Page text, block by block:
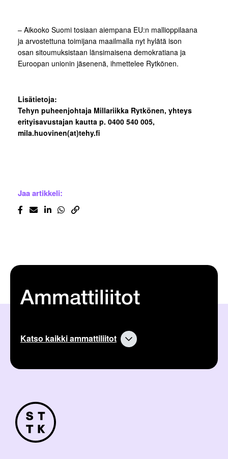
– Aikooko Suomi tosiaan aiempana EU:n mallioppilaana
ja arvostettuna toimijana maailmalla nyt hylätä ison
osan sitoumuksistaan länsimaisena demokratiana ja
Euroopan unionin jäsenenä, ihmettelee Rytkönen.
Lisätietoja:
Tehyn puheenjohtaja Millariikka Rytkönen, yhteys
erityisavustajan kautta p. 0400 540 005,
mila.huovinen(at)tehy.fi
Jaa artikkeli:
Ammattiliitot
Katso kaikki ammattiliitot